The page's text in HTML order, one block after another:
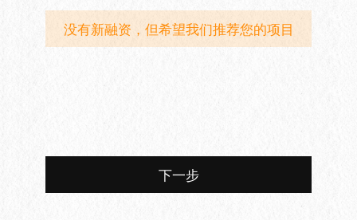
没有新融资，但希望我们推荐您的项目
下一步